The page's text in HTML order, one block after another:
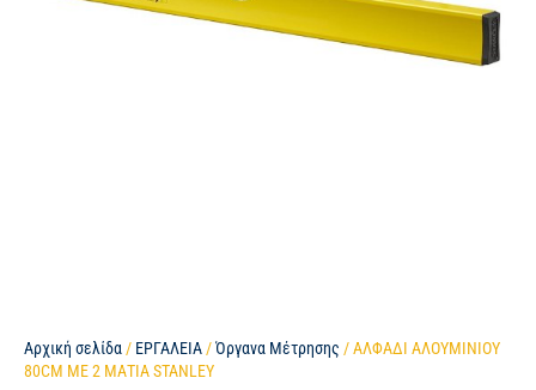
Αρχική σελίδα / ΕΡΓΑΛΕΙΑ /Όργανα Μέτρησης / ΑΛΦΑΔΙ ΑΛΟΥΜΙΝΙΟΥ
80CM ΜΕ 2 ΜΑΤΙΑ STANLEY